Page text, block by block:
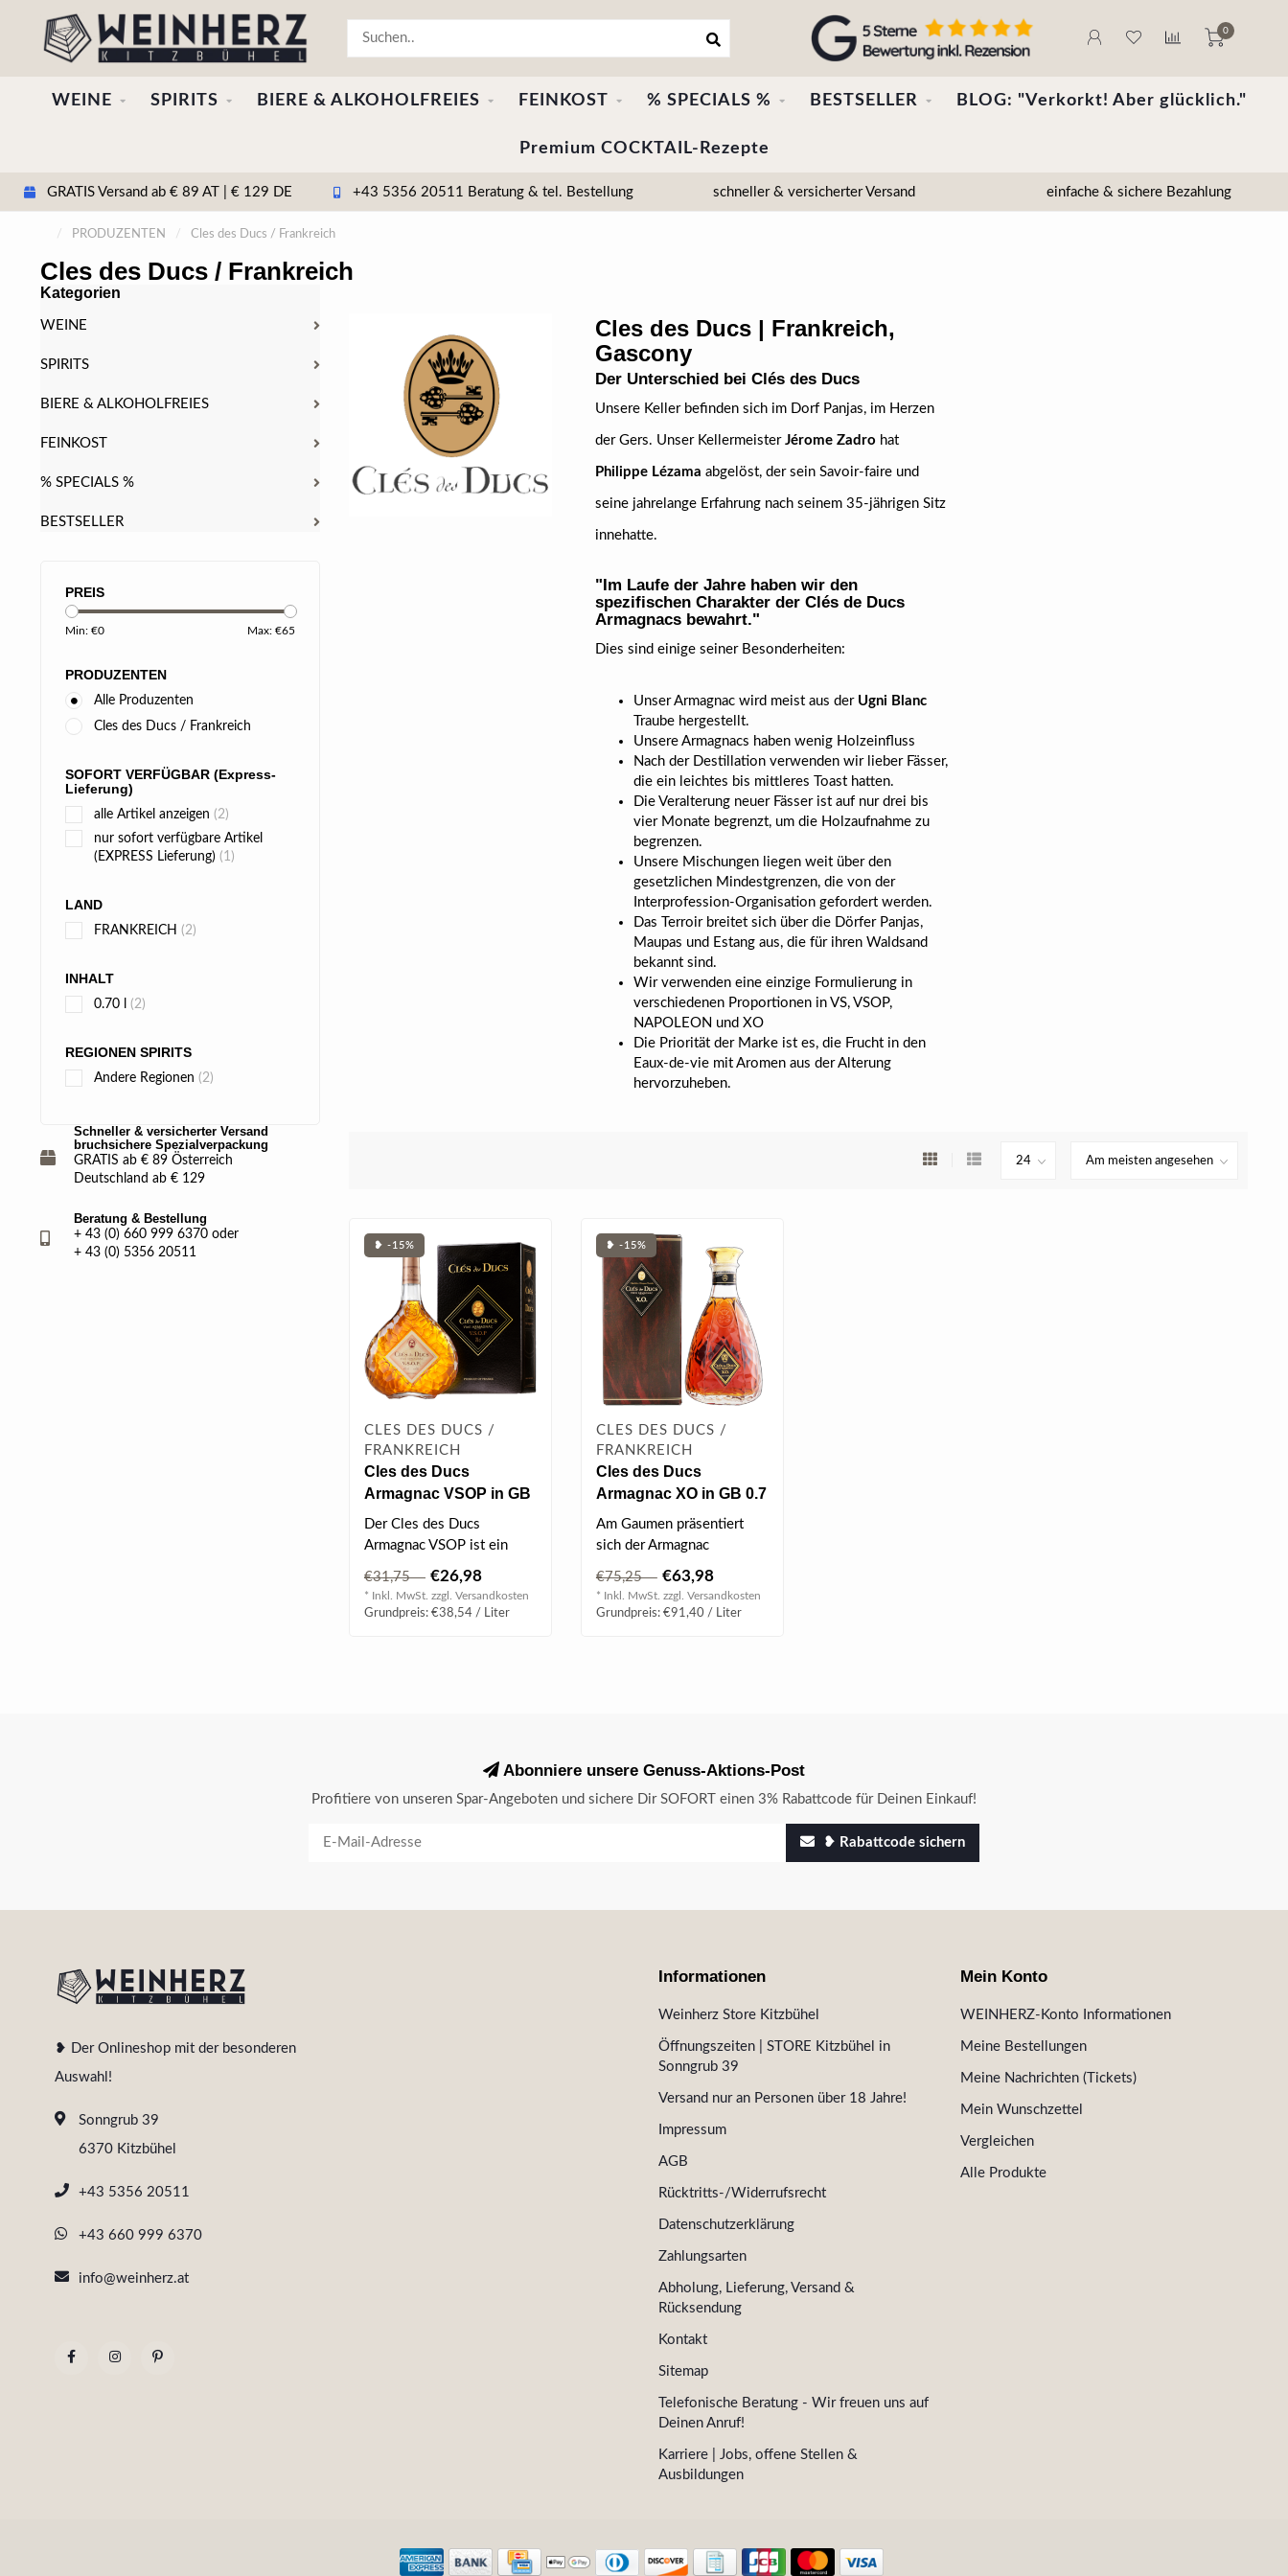
0
WEINE SPIRITS BIERE & ALKOHOLFREIES FEINKOST % SPECIALS % BESTSELLER BLOG: "Verkorkt! Aber glücklich."
Premium COCKTAIL-Rezepte
GRATIS Versand ab € 89 AT | € 129 DE +43 5356 20511 Beratung & tel. Bestellung schneller & versicherter Versand einfache & sichere Bezahlung
/ PRODUZENTEN / Cles des Ducs / Frankreich
Cles des Ducs / Frankreich
PREIS
Min: €0 Max: €65
PRODUZENTEN
Alle Produzenten
Cles des Ducs / Frankreich
SOFORT VERFÜGBAR (Express-
Lieferung)
alle Artikel anzeigen (2)
nur sofort verfügbare Artikel
(EXPRESS Lieferung) (1)
LAND
FRANKREICH (2)
INHALT
0.70 l (2)
REGIONEN SPIRITS
Andere Regionen (2)
Kategorien
WEINE
SPIRITS
BIERE & ALKOHOLFREIES
FEINKOST
% SPECIALS %
BESTSELLER
Schneller & versicherter Versand
bruchsichere Spezialverpackung
GRATIS ab € 89 Österreich
Deutschland ab € 129
Beratung & Bestellung
+ 43 (0) 660 999 6370 oder
+ 43 (0) 5356 20511
Cles des Ducs | Frankreich,
Gascony
Der Unterschied bei Clés des Ducs
Unsere Keller befinden sich im Dorf Panjas, im Herzen
der Gers. Unser Kellermeister Jérome Zadro hat
Philippe Lézama abgelöst, der sein Savoir-faire und
seine jahrelange Erfahrung nach seinem 35-jährigen Sitz
innehatte.
"Im Laufe der Jahre haben wir den
spezifischen Charakter der Clés de Ducs
Armagnacs bewahrt."
Dies sind einige seiner Besonderheiten:
Unser Armagnac wird meist aus der Ugni Blanc
Traube hergestellt.
Unsere Armagnacs haben wenig Holzeinfluss
Nach der Destillation verwenden wir lieber Fässer,
die ein leichtes bis mittleres Toast hatten.
Die Veralterung neuer Fässer ist auf nur drei bis
vier Monate begrenzt, um die Holzaufnahme zu
begrenzen.
Unsere Mischungen liegen weit über den
gesetzlichen Mindestgrenzen, die von der
Interprofession-Organisation gefordert werden.
Das Terroir breitet sich über die Dörfer Panjas,
Maupas und Estang aus, die für ihren Waldsand
bekannt sind.
Wir verwenden eine einzige Formulierung in
verschiedenen Proportionen in VS, VSOP,
NAPOLEON und XO
Die Priorität der Marke ist es, die Frucht in den
Eaux-de-vie mit Aromen aus der Alterung
hervorzuheben.
❥ -15%
CLES DES DUCS /
FRANKREICH
Cles des Ducs
Armagnac VSOP in GB
0.7 l 40% vol
Der Cles des Ducs
Armagnac VSOP ist ein
frischen, leb..
€31,75 €26,98
* Inkl. MwSt. zzgl. Versandkosten
Grundpreis: €38,54 / Liter
❥ -15%
CLES DES DUCS /
FRANKREICH
Cles des Ducs
Armagnac XO in GB 0.7
l 40% vol
Am Gaumen präsentiert
sich der Armagnac
geschmeidig. Sein harmon..
€75,25 €63,98
* Inkl. MwSt. zzgl. Versandkosten
Grundpreis: €91,40 / Liter
Abonniere unsere Genuss-Aktions-Post
Profitiere von unseren Spar-Angeboten und sichere Dir SOFORT einen 3% Rabattcode für Deinen Einkauf!
❥ Rabattcode sichern
❥ Der Onlineshop mit der besonderen
Auswahl!
Sonngrub 39
6370 Kitzbühel
+43 5356 20511
+43 660 999 6370
info@weinherz.at
Informationen
Weinherz Store Kitzbühel
Öffnungszeiten | STORE Kitzbühel in
Sonngrub 39
Versand nur an Personen über 18 Jahre!
Impressum
AGB
Rücktritts-/Widerrufsrecht
Datenschutzerklärung
Zahlungsarten
Abholung, Lieferung, Versand &
Rücksendung
Kontakt
Sitemap
Telefonische Beratung - Wir freuen uns auf
Deinen Anruf!
Karriere | Jobs, offene Stellen &
Ausbildungen
Mein Konto
WEINHERZ-Konto Informationen
Meine Bestellungen
Meine Nachrichten (Tickets)
Mein Wunschzettel
Vergleichen
Alle Produkte